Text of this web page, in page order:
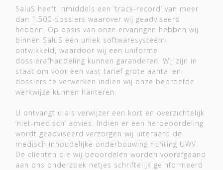
SaluS heeft inmiddels een ‘track-record’ van meer
dan 1.500 dossiers waarover wij geadviseerd
hebben. Op basis van onze ervaringen hebben wij
binnen SaluS een uniek softwaresysteem
ontwikkeld, waardoor wij een uniforme
dossierafhandeling kunnen garanderen. Wij zijn in
staat om voor een vast tarief grote aantallen
dossiers te verwerken indien wij onze beproefde
werkwijze kunnen hanteren.
U ontvangt u als verwijzer een kort en overzichtelijk
‘niet-medisch’ advies. Indien er een herbeoordeling
wordt geadviseerd verzorgen wij uiteraard de
medisch inhoudelijke onderbouwing richting UWV.
De cliënten die wij beoordelen worden voorafgaand
aan ons onderzoek netjes schriftelijk geïnformeerd